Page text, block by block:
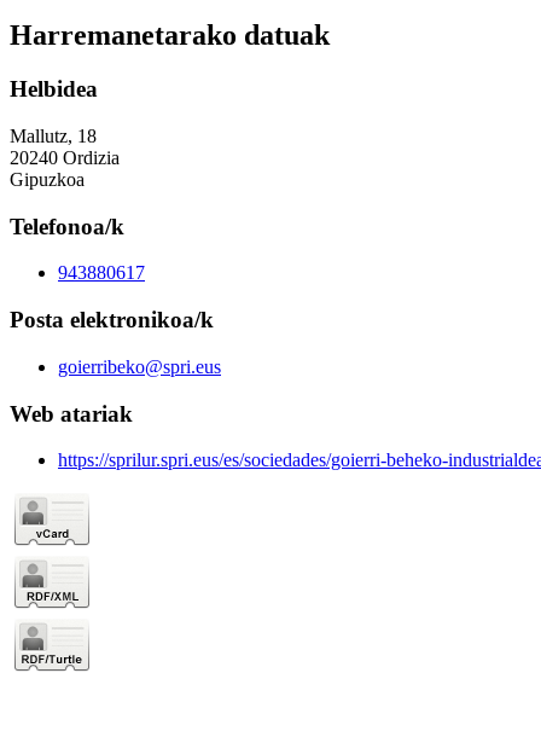
Harremanetarako datuak
Helbidea
Mallutz, 18
20240 Ordizia
Gipuzkoa
Telefonoa/k
943880617
Posta elektronikoa/k
goierribeko@spri.eus
Web atariak
https://sprilur.spri.eus/es/sociedades/goierri-beheko-